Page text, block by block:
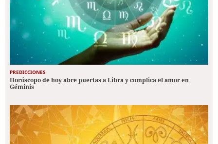
PREDICCIONES
Horóscopo de hoy abre puertas a Libra y complica el amor en
Géminis